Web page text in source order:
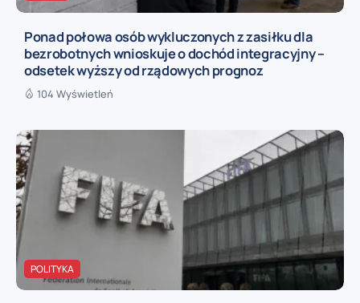
Ponad połowa osób wykluczonych z zasiłku dla
bezrobotnych wnioskuje o dochód integracyjny –
odsetek wyższy od rządowych prognoz
104 Wyświetleń
POLITYKA